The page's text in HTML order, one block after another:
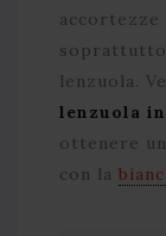
lenzuola.
lenzuola
ottenere
con la